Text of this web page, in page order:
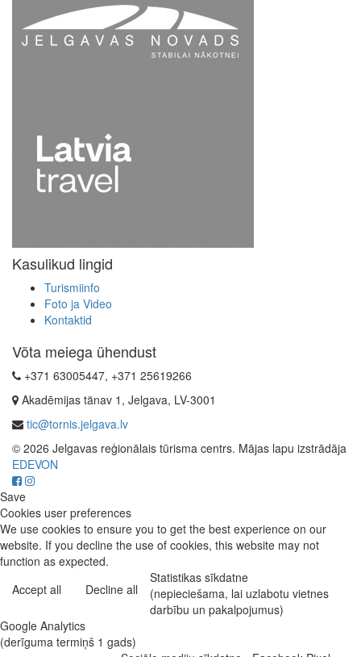
Kasulikud lingid
Turismiinfo
Foto ja Video
Kontaktid
Võta meiega ühendust
+371 63005447, +371 25619266
Akadēmijas tänav 1, Jelgava, LV-3001
tic@tornis.jelgava.lv
© 2026 Jelgavas reģionālais tūrisma centrs. Mājas lapu izstrādāja
EDEVON
Save
Cookies user preferences
We use cookies to ensure you to get the best experience on our
website. If you decline the use of cookies, this website may not
function as expected.
Accept all
Decline all
Statistikas sīkdatne
(nepieciešama, lai uzlabotu vietnes
darbību un pakalpojumus)
Google Analytics
(derīguma termiņš 1 gads)